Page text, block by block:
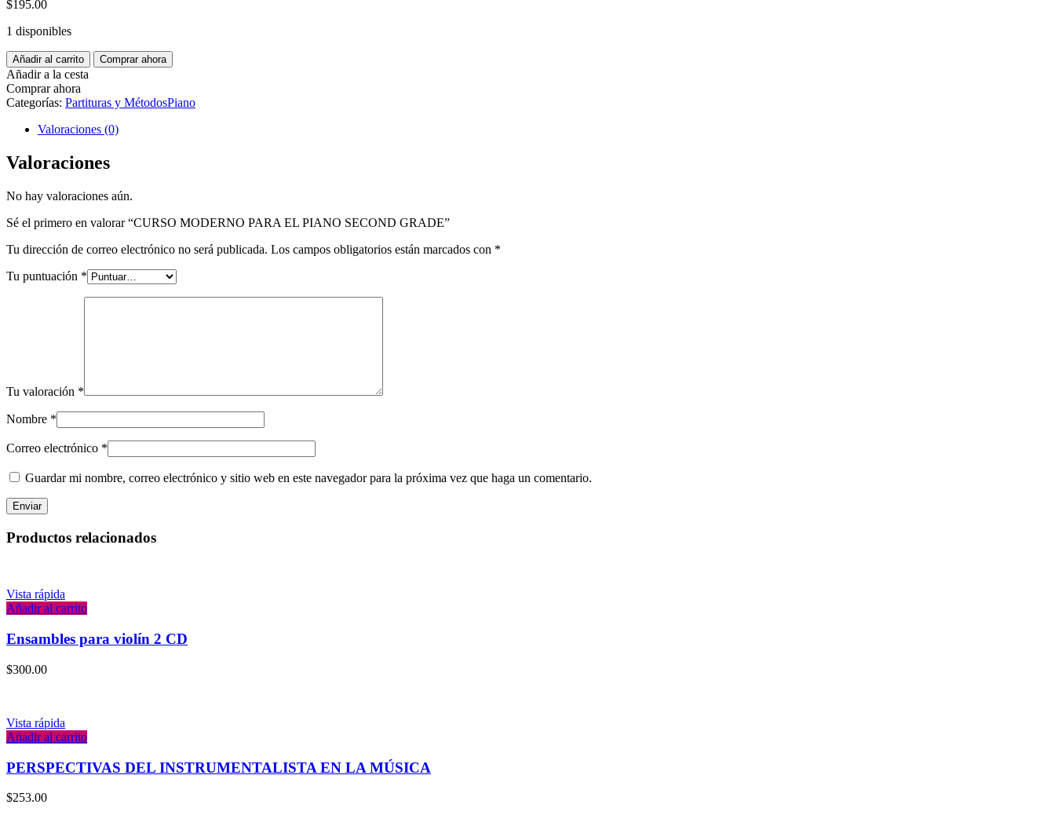
$195.00
1 disponibles
CURSO
MODERNO
PARA
EL
PIANO
SECOND
cantidad
Añadir al carrito Comprar ahora
Añadir a la cesta
Comprar ahora
Categorías: Partituras y MétodosPiano
Valoraciones (0)
Valoraciones
No hay valoraciones aún.
Sé el primero en valorar “CURSO MODERNO PARA EL PIANO SECOND GRADE”
Tu dirección de correo electrónico no será publicada. Los campos obligatorios están marcados con *
Tu puntuación *
Tu valoración *
Nombre *
Correo electrónico *
Guardar mi nombre, correo electrónico y sitio web en este navegador para la próxima vez que haga un comentario.
Productos relacionados
Vista rápida
Añadir al carrito
Ensambles para violín 2 CD
$300.00
Vista rápida
Añadir al carrito
PERSPECTIVAS DEL INSTRUMENTALISTA EN LA MÚSICA
$253.00